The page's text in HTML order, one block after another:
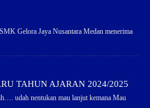
Gelora Jaya Nusantara Medan menerima
TAHUN AJARAN 2024/2025
udah nentukan mau lanjut kemana Mau